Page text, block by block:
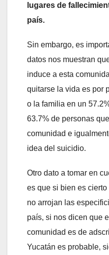
lugares de
país.
Sin embargo, es
datos nos muestran
induce a esta
quitarse la vida es por
o la familia en un
63.7% de personas
comunidad e
idea del suicidio.
Otro dato a tomar en
es que si bien es
no arrojan las
país, si nos dicen que
comunidad es de
Yucatán es probable,